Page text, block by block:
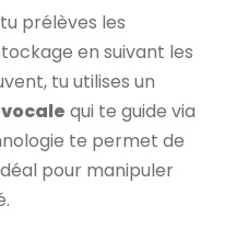
prélèves les
en suivant les
tu utilises un
qui te guide via
te permet de
pour manipuler